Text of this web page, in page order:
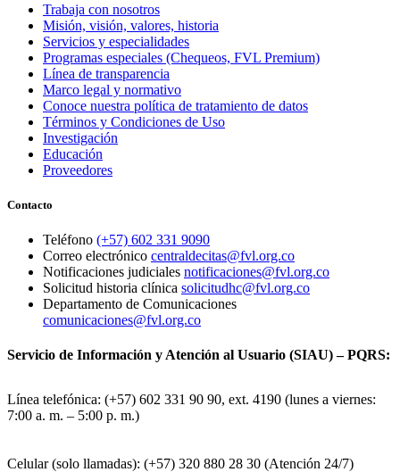
Trabaja con nosotros
Misión, visión, valores, historia
Servicios y especialidades
Programas especiales (Chequeos, FVL Premium)
Línea de transparencia
Marco legal y normativo
Conoce nuestra política de tratamiento de datos
Términos y Condiciones de Uso
Investigación
Educación
Proveedores
Contacto
Teléfono (+57) 602 331 9090
Correo electrónico centraldecitas@fvl.org.co
Notificaciones judiciales notificaciones@fvl.org.co
Solicitud historia clínica solicitudhc@fvl.org.co
Departamento de Comunicaciones
comunicaciones@fvl.org.co
Servicio de Información y Atención al Usuario (SIAU) – PQRS:
Línea telefónica: (+57) 602 331 90 90, ext. 4190 (lunes a viernes:
7:00 a. m. – 5:00 p. m.)
Celular (solo llamadas): (+57) 320 880 28 30 (Atención 24/7)